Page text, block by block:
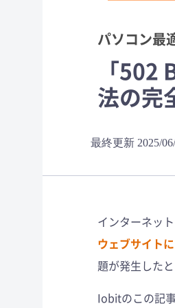
パソコン最
「
法の完
最終更新 2025/
インターネッ
ウェブサイト
題が発生した
Iobitのこの記